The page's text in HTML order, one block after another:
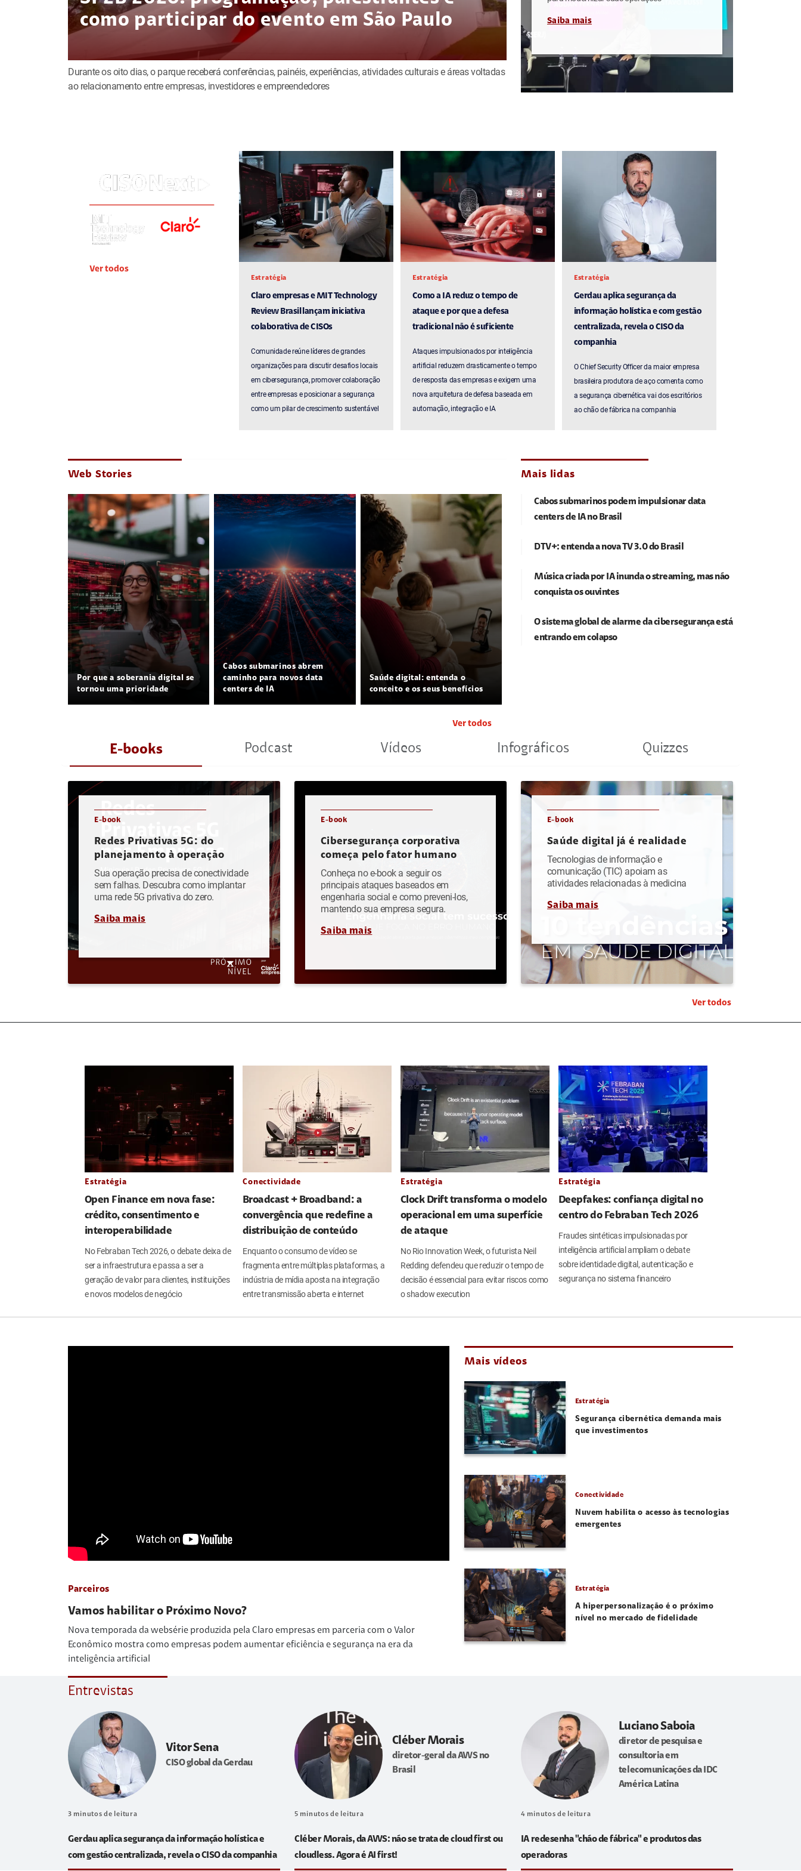
como participar do evento em São Paulo
Durante os oito dias, o parque receberá conferências, painéis, experiências, atividades culturais e áreas voltadas
ao relacionamento entre empresas, investidores e empreendedores
Saiba mais
Ver todos
Estratégia
Claro empresas e MIT Technology
Review Brasil lançam iniciativa
colaborativa de CISOs
Comunidade reúne líderes de grandes
organizações para discutir desafios locais
em cibersegurança, promover colaboração
entre empresas e posicionar a segurança
como um pilar de crescimento sustentável
Estratégia
Como a IA reduz o tempo de
ataque e por que a defesa
tradicional não é suficiente
Ataques impulsionados por inteligência
artificial reduzem drasticamente o tempo
de resposta das empresas e exigem uma
nova arquitetura de defesa baseada em
automação, integração e IA
Estratégia
Gerdau aplica segurança da
informação holística e com gestão
centralizada, revela o CISO da
companhia
O Chief Security Officer da maior empresa
brasileira produtora de aço comenta como
a segurança cibernética vai dos escritórios
ao chão de fábrica na companhia
Web Stories
Por que a soberania digital se
tornou uma prioridade
Cabos submarinos abrem
caminho para novos data
centers de IA
Saúde digital: entenda o
conceito e os seus benefícios
Ver todos
Mais lidas
Cabos submarinos podem impulsionar data
centers de IA no Brasil
DTV+: entenda a nova TV 3.0 do Brasil
Música criada por IA inunda o streaming, mas não
conquista os ouvintes
O sistema global de alarme da cibersegurança está
entrando em colapso
E-books Podcast Vídeos Infográficos Quizzes
E-book
Redes Privativas 5G: do
planejamento à operação
Sua operação precisa de conectividade
sem falhas. Descubra como implantar
uma rede 5G privativa do zero.
Saiba mais
E-book
Cibersegurança corporativa
começa pelo fator humano
Conheça no e-book a seguir os
principais ataques baseados em
engenharia social e como preveni-los,
mantendo sua empresa segura.
Saiba mais
E-book
Saúde digital já é realidade
Tecnologias de informação e
comunicação (TIC) apoiam as
atividades relacionadas à medicina
Saiba mais
Ver todos
Estratégia
Open Finance em nova fase:
crédito, consentimento e
interoperabilidade
No Febraban Tech 2026, o debate deixa de
ser a infraestrutura e passa a ser a
geração de valor para clientes, instituições
e novos modelos de negócio
Conectividade
Broadcast + Broadband: a
convergência que redefine a
distribuição de conteúdo
Enquanto o consumo de vídeo se
fragmenta entre múltiplas plataformas, a
indústria de mídia aposta na integração
entre transmissão aberta e internet
Estratégia
Clock Drift transforma o modelo
operacional em uma superfície
de ataque
No Rio Innovation Week, o futurista Neil
Redding defendeu que reduzir o tempo de
decisão é essencial para evitar riscos como
o shadow execution
Estratégia
Deepfakes: confiança digital no
centro do Febraban Tech 2026
Fraudes sintéticas impulsionadas por
inteligência artificial ampliam o debate
sobre identidade digital, autenticação e
segurança no sistema financeiro
Parceiros
Vamos habilitar o Próximo Novo?
Nova temporada da websérie produzida pela Claro empresas em parceria com o Valor
Econômico mostra como empresas podem aumentar eficiência e segurança na era da
inteligência artificial
Mais vídeos
Estratégia
Segurança cibernética demanda mais
que investimentos
Conectividade
Nuvem habilita o acesso às tecnologias
emergentes
Estratégia
A hiperpersonalização é o próximo
nível no mercado de fidelidade
Entrevistas
Vitor Sena
CISO global da Gerdau
3 minutos de leitura
Gerdau aplica segurança da informação holística e
com gestão centralizada, revela o CISO da companhia
Cléber Morais
diretor-geral da AWS no
Brasil
5 minutos de leitura
Cléber Morais, da AWS: não se trata de cloud first ou
cloudless. Agora é AI first!
Luciano Saboia
diretor de pesquisa e
consultoria em
telecomunicações da IDC
América Latina
4 minutos de leitura
IA redesenha "chão de fábrica" e produtos das
operadoras